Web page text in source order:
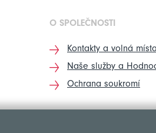
O SPOLEČNOSTI
Kontakty a volná místa
Naše služby a
Ochrana soukromí